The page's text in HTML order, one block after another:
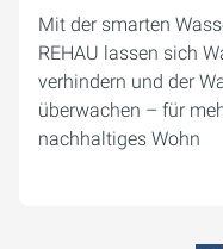
Mit der smarten
REHAU lassen sich
verhindern und der
überwachen – für
nachhaltiges Wohn